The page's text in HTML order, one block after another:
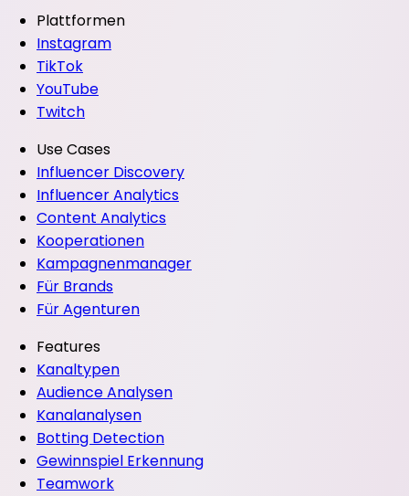
Plattformen
Instagram
TikTok
YouTube
Twitch
Use Cases
Influencer Discovery
Influencer Analytics
Content Analytics
Kooperationen
Kampagnenmanager
Für Brands
Für Agenturen
Features
Kanaltypen
Audience Analysen
Kanalanalysen
Botting Detection
Gewinnspiel Erkennung
Teamwork